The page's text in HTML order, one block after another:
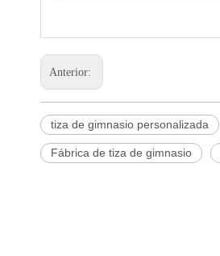
Anterior:
tiza de gimnasio personalizada
Fábrica de tiza de gimnasio